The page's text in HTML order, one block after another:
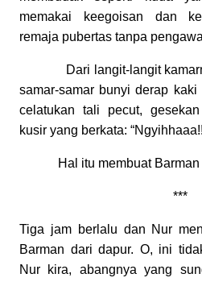
memakai keegoisan dan
remaja pubertas tanpa
Dari langit-langit
samar-samar bunyi derap
celatukan tali pecut,
kusir yang berkata:
Hal itu membuat
***
Tiga jam berlalu dan Nur
Barman dari dapur. O, ini
Nur kira, abangnya yang